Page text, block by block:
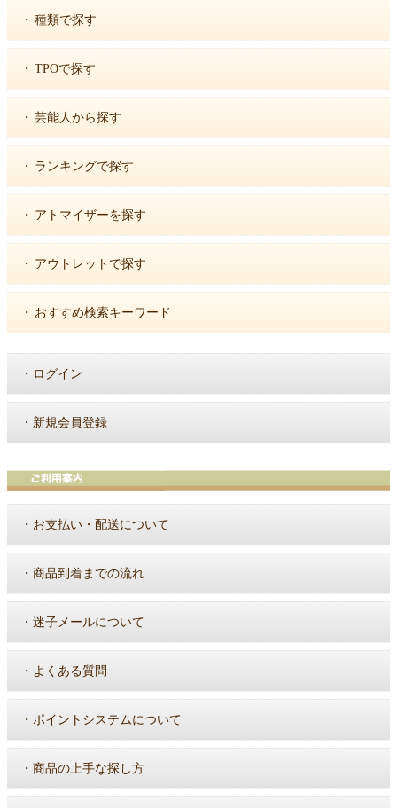
・ 種類で探す
・ TPOで探す
・ 芸能人から探す
・ ランキングで探す
・ アトマイザーを探す
・ アウトレットで探す
・ おすすめ検索キーワード
・ ログイン
・ 新規会員登録
・ お支払い・配送について
・ 商品到着までの流れ
・ 迷子メールについて
・ よくある質問
・ ポイントシステムについて
・ 商品の上手な探し方